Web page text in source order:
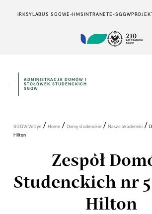
IRKSYLABUS SGGWE-HMSINTRANETE-SGGW
ADMINISTRACJA DOMÓW I
STOŁÓWEK STUDENCKICH
SGGW
SGGW Witryn /Home /Domy studenckie /Nasze akademiki /
Hilton
Zespół
Studenckich nr
Hilton